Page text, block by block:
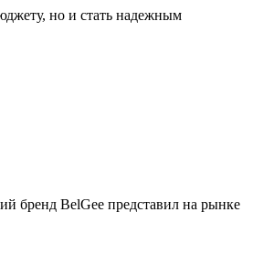
но и стать надежным
бренд BelGee представил на рынке